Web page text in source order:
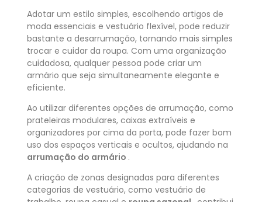
Adotar um estilo simples, escolhendo artigos de
moda essenciais e vestuário flexível, pode reduzir
bastante a desarrumação, tornando mais simples
trocar e cuidar da roupa. Com uma organização
cuidadosa, qualquer pessoa pode criar um
armário que seja simultaneamente elegante e
eficiente.
Ao utilizar diferentes opções de arrumação, como
prateleiras modulares, caixas extraíveis e
organizadores por cima da porta, pode fazer bom
uso dos espaços verticais e ocultos, ajudando na
arrumação do armário .
A criação de zonas designadas para diferentes
categorias de vestuário, como vestuário de